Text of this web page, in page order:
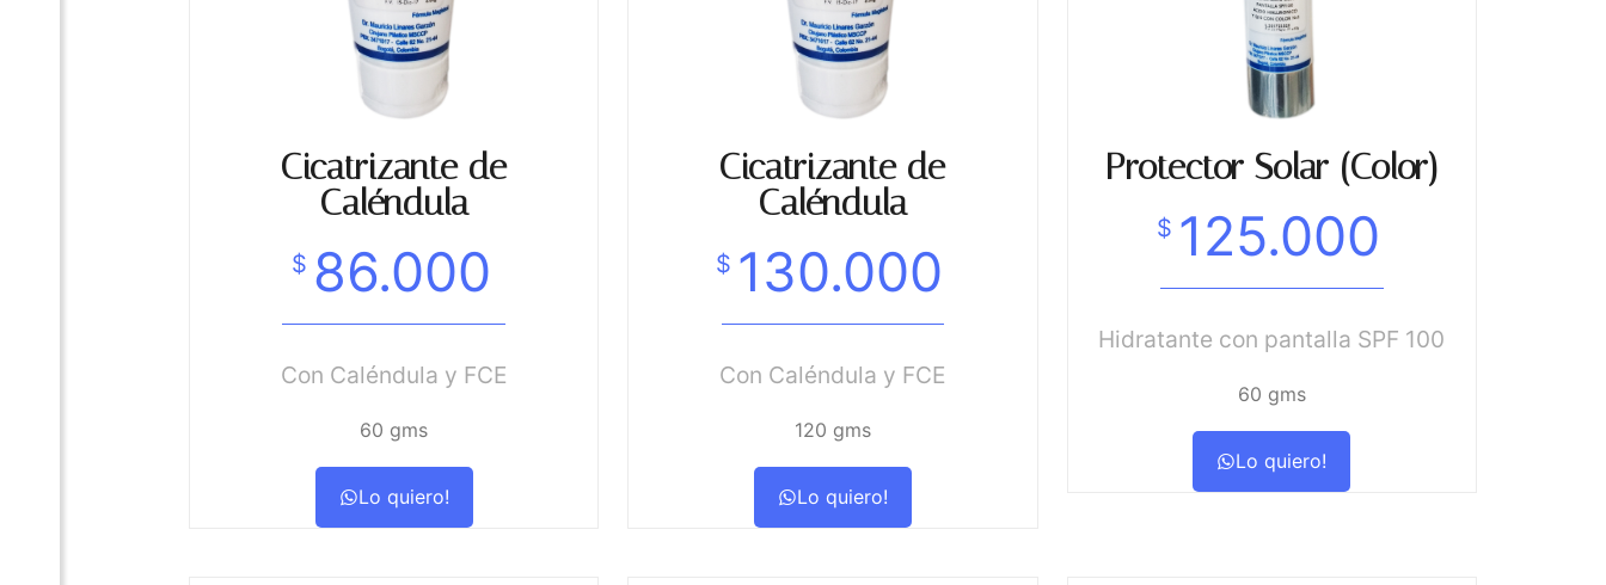
Cicatrizante de
Caléndula
$ 86.000
Con Caléndula y FCE
60 gms
Lo quiero!
Cicatrizante de
Caléndula
$ 130.000
Con Caléndula y FCE
120 gms
Lo quiero!
Protector Solar (Color)
$ 125.000
Hidratante con pantalla SPF 100
60 gms
Lo quiero!